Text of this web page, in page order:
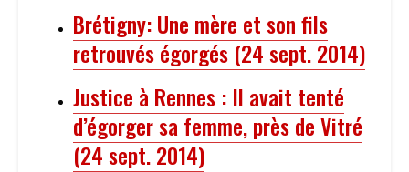
Brétigny: Une mère et son fils
retrouvés égorgés (24 sept. 2014)
Justice à Rennes : Il avait tenté
d’égorger sa femme, près de Vitré
(24 sept. 2014)